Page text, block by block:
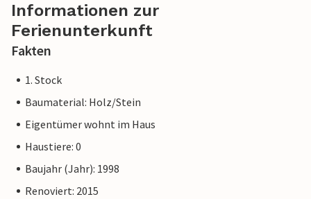
Informationen zur
Ferienunterkunft
Fakten
1. Stock
Baumaterial: Holz/Stein
Eigentümer wohnt im Haus
Haustiere: 0
Baujahr (Jahr): 1998
Renoviert: 2015